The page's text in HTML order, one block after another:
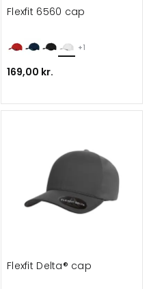
+1
Flexfit 6560 cap
169,00 kr.
Flexfit Delta® cap